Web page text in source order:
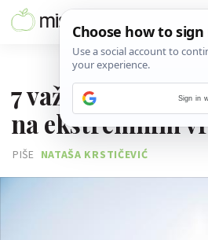
7 važnih pravila
na ekstremnim
PIŠE NATAŠA KRSTIČEVIĆ
Sign in